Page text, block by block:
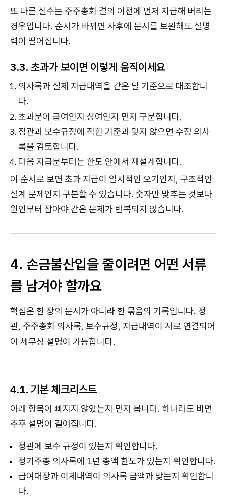
또 다른 실수는 주주총회 결의 이전에 먼저 지급해 버리는
경우입니다. 순서가 바뀌면 사후에 문서를 보완해도 설명
력이 떨어집니다.
3.3. 초과가 보이면 이렇게 움직이세요
의사록과 실제 지급내역을 같은 달 기준으로 대조합니
다.
초과분이 급여인지 상여인지 먼저 구분합니다.
정관과 보수규정에 적힌 기준과 맞지 않으면 수정 의사
록을 검토합니다.
다음 지급분부터는 한도 안에서 재설계합니다.
이 순서로 보면 초과 지급이 일시적인 오기인지, 구조적인
설계 문제인지 구분할 수 있습니다. 숫자만 맞추는 것보다
원인부터 잡아야 같은 문제가 반복되지 않습니다.
4. 손금불산입을 줄이려면 어떤 서류
를 남겨야 할까요
핵심은 한 장의 문서가 아니라 한 묶음의 기록입니다. 정
관, 주주총회 의사록, 보수규정, 지급내역이 서로 연결되어
야 세무상 설명이 가능합니다.
4.1. 기본 체크리스트
아래 항목이 빠지지 않았는지 먼저 봅니다. 하나라도 비면
추후 설명이 길어집니다.
정관에 보수 규정이 있는지 확인합니다.
정기주총 의사록에 1년 총액 한도가 있는지 확인합니다.
급여대장과 이체내역이 의사록 금액과 맞는지 확인합니
다.